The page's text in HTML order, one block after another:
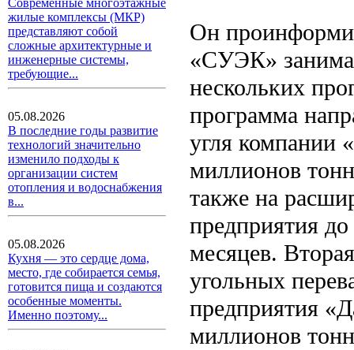
Современные многоэтажные
жилые комплексы (МКР)
представляют собой
сложные архитектурные и
инженерные системы,
требующие...
05.08.2026
В последние годы развитие
технологий значительно
изменило подходы к
организации систем
отопления и водоснабжения
в...
05.08.2026
Кухня — это сердце дома,
место, где собирается семья,
готовится пища и создаются
особенные моменты.
Именно поэтому...
Он
«СУЭК»
нескольких
программа
угля компании
миллионов
также на
предприятия
месяцев.
угольных
предприятия
миллионов